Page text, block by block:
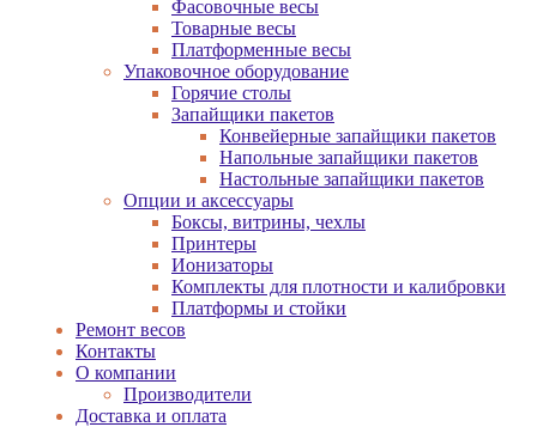
Фасовочные весы
Товарные весы
Платформенные весы
Упаковочное оборудование
Горячие столы
Запайщики пакетов
Конвейерные запайщики пакетов
Напольные запайщики пакетов
Настольные запайщики пакетов
Опции и аксессуары
Боксы, витрины, чехлы
Принтеры
Ионизаторы
Комплекты для плотности и калибровки
Платформы и стойки
Ремонт весов
Контакты
О компании
Производители
Доставка и оплата